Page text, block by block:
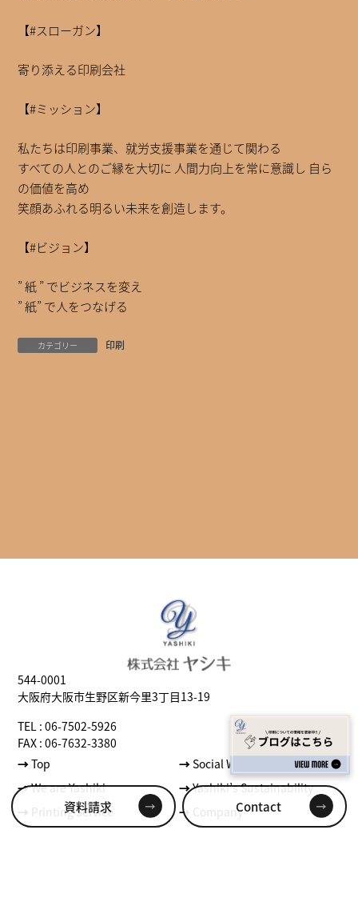
【#スローガン】
寄り添える印刷会社
【#ミッション】
私たちは印刷事業、就労支援事業を通じて関わる
すべての人とのご縁を大切に 人間力向上を常に意識し 自ら
の価値を高め
笑顔あふれる明るい未来を創造します。
【#ビジョン】
” 紙 ” でビジネスを変え
” 紙” で人をつなげる
カテゴリー 印刷
544-0001
大阪府大阪市生野区新今里3丁目13-19
TEL : 06-7502-5926
FAX : 06-7632-3380
→Top →Social Well-being
→We are Yashiki →Yashiki’s Sustainability
→ Printing Service → Company
資料請求 Contact